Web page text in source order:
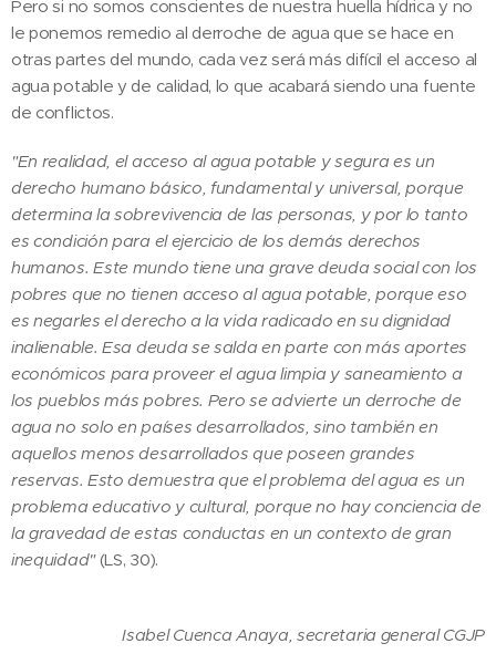
Pero si no somos conscientes de nuestra huella hídrica y no
le ponemos remedio al derroche de agua que se hace en
otras partes del mundo, cada vez será más difícil el acceso al
agua potable y de calidad, lo que acabará siendo una fuente
de conflictos.
"En realidad, el acceso al agua potable y segura es un
derecho humano básico, fundamental y universal, porque
determina la sobrevivencia de las personas, y por lo tanto
es condición para el ejercicio de los demás derechos
humanos. Este mundo tiene una grave deuda social con los
pobres que no tienen acceso al agua potable, porque eso
es negarles el derecho a la vida radicado en su dignidad
inalienable. Esa deuda se salda en parte con más aportes
económicos para proveer el agua limpia y saneamiento a
los pueblos más pobres. Pero se advierte un derroche de
agua no solo en países desarrollados, sino también en
aquellos menos desarrollados que poseen grandes
reservas. Esto demuestra que el problema del agua es un
problema educativo y cultural, porque no hay conciencia de
la gravedad de estas conductas en un contexto de gran
inequidad"(LS, 30).
Isabel Cuenca Anaya, secretaria general CGJP